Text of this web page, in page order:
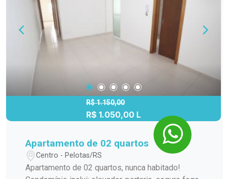
R$ 1.150,00
R$ 1.050,00 L
Apartamento de 02 quartos
Centro - Pelotas/RS
Apartamento de 02 quartos, nunca habitado!